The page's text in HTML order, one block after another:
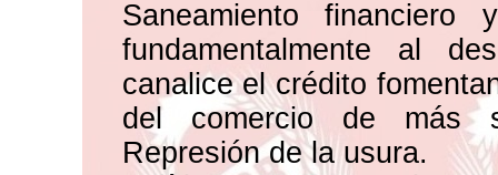
Saneamiento
fundamentalmente al
canalice el crédito
del comercio de más
Represión de la usura.